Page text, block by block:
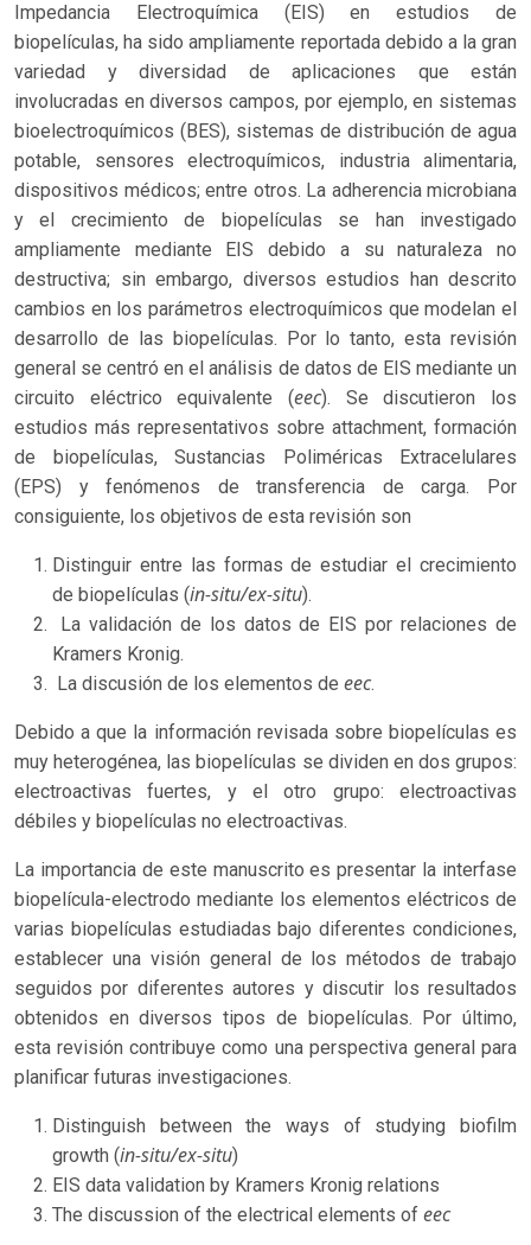
Impedancia Electroquímica (EIS) en estudios de
biopelículas, ha sido ampliamente reportada debido a la gran
variedad y diversidad de aplicaciones que están
involucradas en diversos campos, por ejemplo, en sistemas
bioelectroquímicos (BES), sistemas de distribución de agua
potable, sensores electroquímicos, industria alimentaria,
dispositivos médicos; entre otros. La adherencia microbiana
y el crecimiento de biopelículas se han investigado
ampliamente mediante EIS debido a su naturaleza no
destructiva; sin embargo, diversos estudios han descrito
cambios en los parámetros electroquímicos que modelan el
desarrollo de las biopelículas. Por lo tanto, esta revisión
general se centró en el análisis de datos de EIS mediante un
circuito eléctrico equivalente (eec). Se discutieron los
estudios más representativos sobre attachment, formación
de biopelículas, Sustancias Poliméricas Extracelulares
(EPS) y fenómenos de transferencia de carga. Por
consiguiente, los objetivos de esta revisión son
Distinguir entre las formas de estudiar el crecimiento
de biopelículas (in-situ/ex-situ).
La validación de los datos de EIS por relaciones de
Kramers Kronig.
La discusión de los elementos de eec.
Debido a que la información revisada sobre biopelículas es
muy heterogénea, las biopelículas se dividen en dos grupos:
electroactivas fuertes, y el otro grupo: electroactivas
débiles y biopelículas no electroactivas.
La importancia de este manuscrito es presentar la interfase
biopelícula-electrodo mediante los elementos eléctricos de
varias biopelículas estudiadas bajo diferentes condiciones,
establecer una visión general de los métodos de trabajo
seguidos por diferentes autores y discutir los resultados
obtenidos en diversos tipos de biopelículas. Por último,
esta revisión contribuye como una perspectiva general para
planificar futuras investigaciones.
Distinguish between the ways of studying biofilm
growth (in-situ/ex-situ)
EIS data validation by Kramers Kronig relations
The discussion of the electrical elements of eec